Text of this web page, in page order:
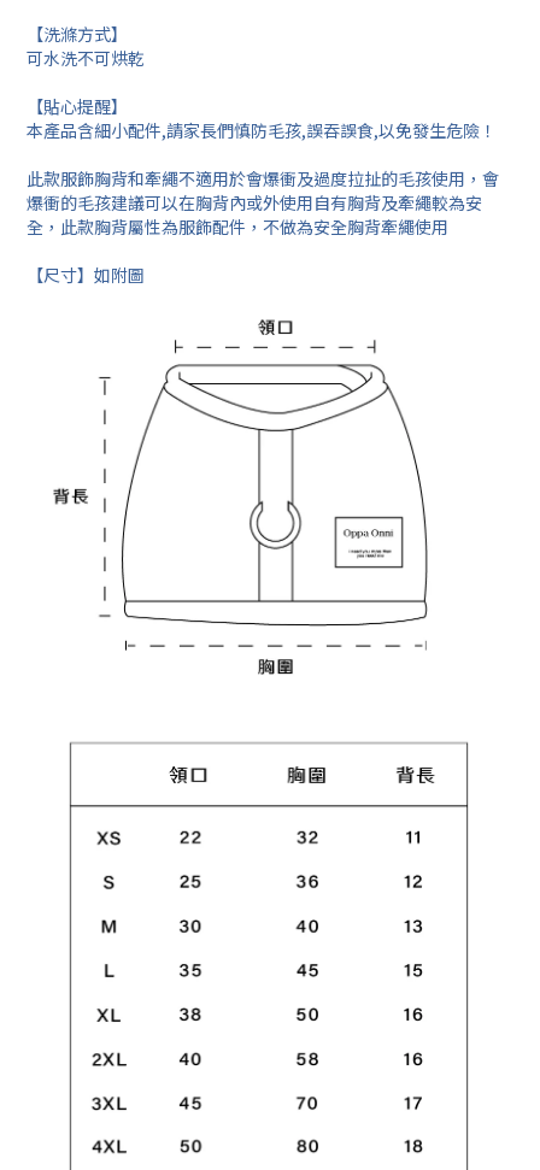
【洗滌方式】
可水洗不可烘乾
【貼心提醒】
本產品含細小配件,請家長們慎防毛孩,誤吞誤食,以免發生危險！
此款服飾胸背和牽繩不適用於會爆衝及過度拉扯的毛孩使用，會
爆衝的毛孩建議可以在胸背內或外使用自有胸背及牽繩較為安
全，此款胸背屬性為服飾配件，不做為安全胸背牽繩使用
【尺寸】如附圖